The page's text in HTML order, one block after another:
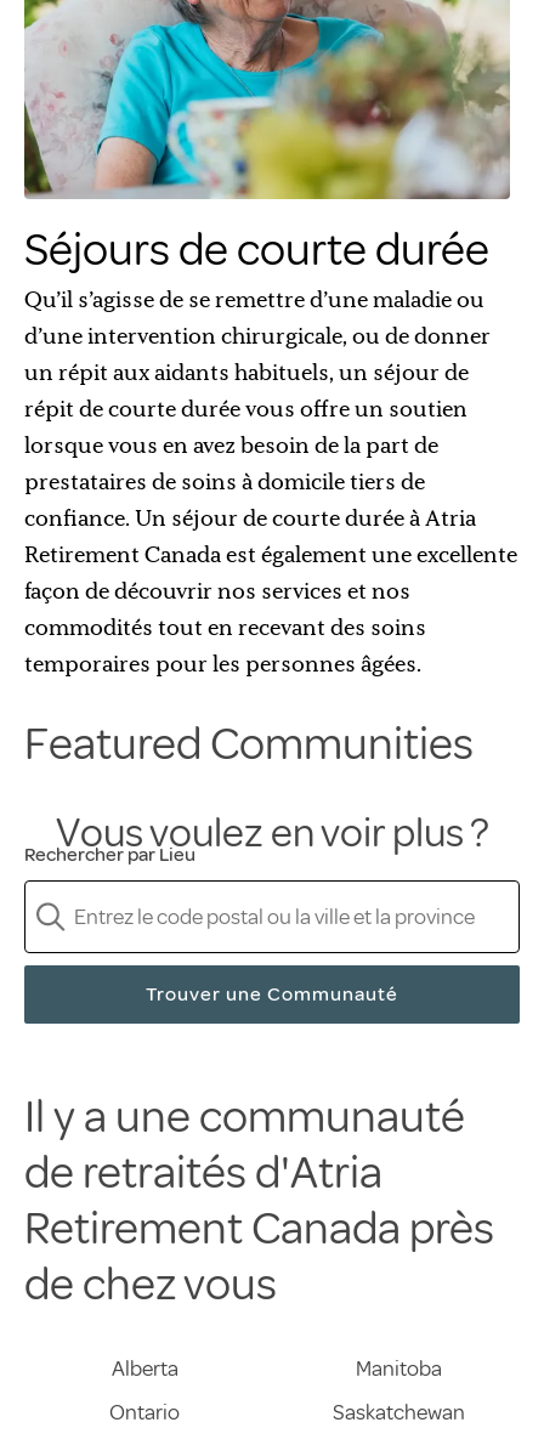
Séjours de courte durée
Qu’il s’agisse de se remettre d’une maladie ou
d’une intervention chirurgicale, ou de donner
un répit aux aidants habituels, un séjour de
répit de courte durée vous offre un soutien
lorsque vous en avez besoin de la part de
prestataires de soins à domicile tiers de
confiance. Un séjour de courte durée à Atria
Retirement Canada est également une excellente
façon de découvrir nos services et nos
commodités tout en recevant des soins
temporaires pour les personnes âgées.
Featured Communities
Vous voulez en voir plus ?
Rechercher par Lieu
Trouver une Communauté
Il y a une communauté
de retraités d'Atria
Retirement Canada près
de chez vous
Alberta
Manitoba
Ontario
Saskatchewan